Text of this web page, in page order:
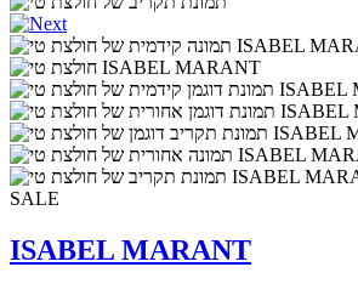
SALE
ISABEL MARANT